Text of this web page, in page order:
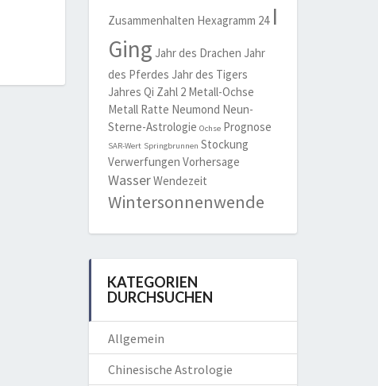
Zusammenhalten Hexagramm 24 I
Ging Jahr des Drachen Jahr
des Pferdes Jahr des Tigers
Jahres Qi Zahl 2 Metall-Ochse
Metall Ratte Neumond Neun-
Sterne-Astrologie Ochse Prognose
SAR-Wert Springbrunnen Stockung
Verwerfungen Vorhersage
WasserWendezeit
Wintersonnenwende
KATEGORIEN
DURCHSUCHEN
Allgemein
Chinesische Astrologie